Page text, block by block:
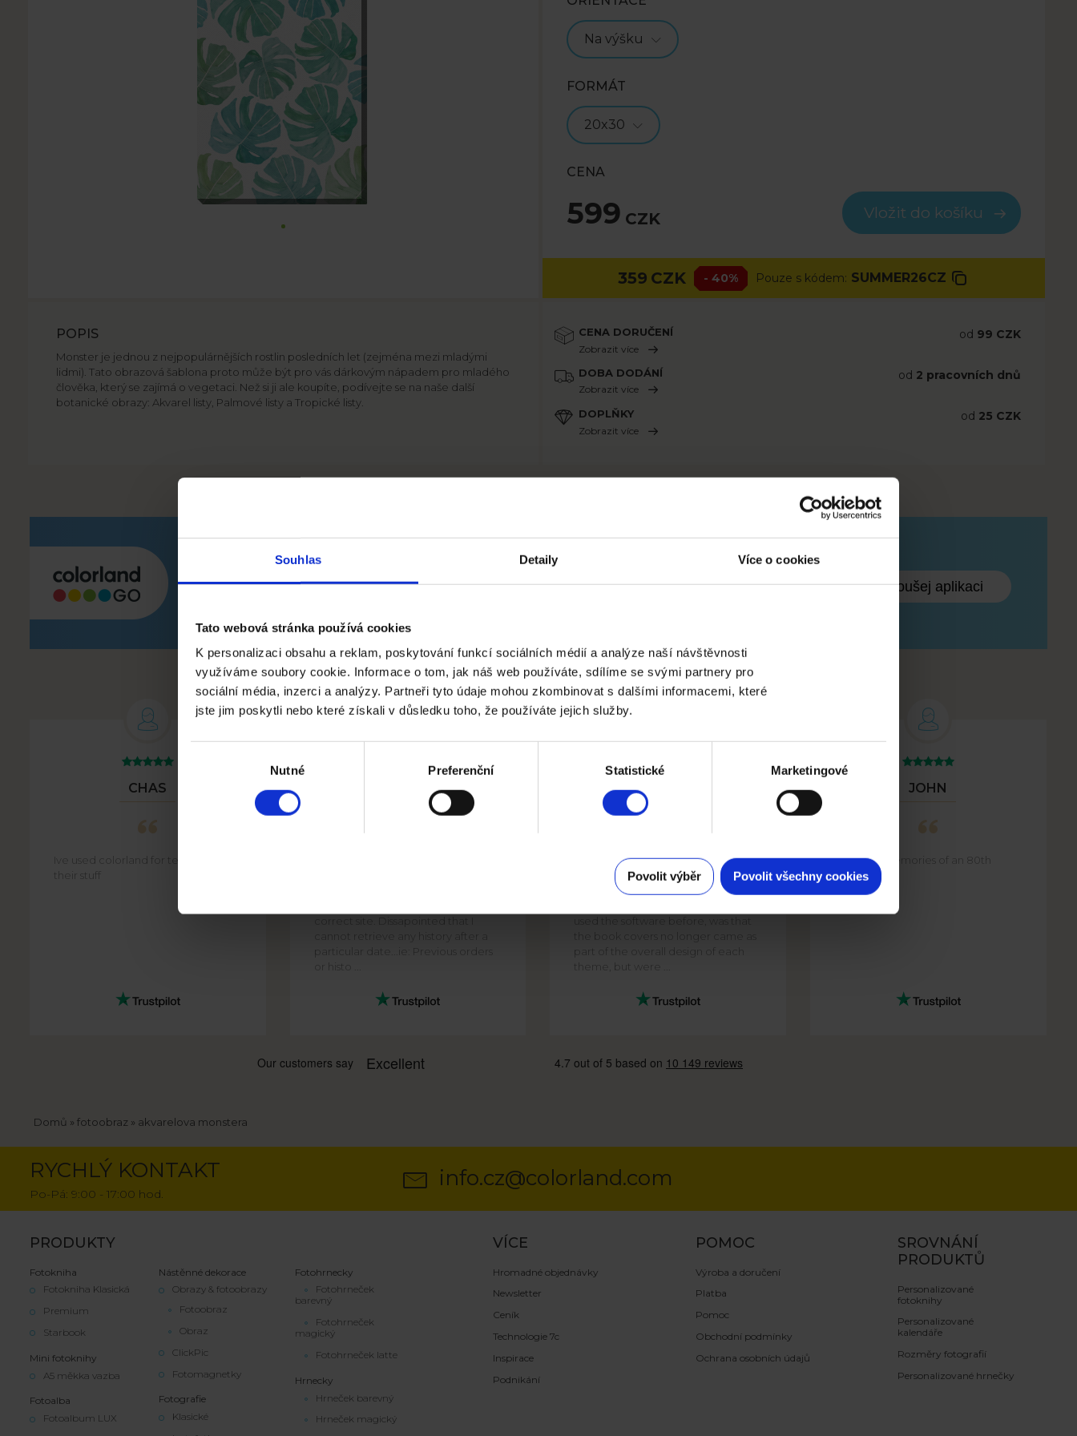
Souhlas Detaily Více o cookies
Tato webová stránka používá cookies
K personalizaci obsahu a reklam, poskytování funkcí sociálních médií a analýze naší návštěvnosti
využíváme soubory cookie. Informace o tom, jak náš web používáte, sdílíme se svými partnery pro
sociální média, inzerci a analýzy. Partneři tyto údaje mohou zkombinovat s dalšími informacemi, které
jste jim poskytli nebo které získali v důsledku toho, že používáte jejich služby.
Nutné Preferenční Statistické Marketingové
Povolit výběr Povolit všechny cookies
Na výšku
FORMÁT
20x30
CENA
599 CZK Vložit do košíku
359 CZK - 40% Pouze s kódem: SUMMER26CZ
POPIS
Monster je jednou z nejpopulárnějších rostlin posledních let (zejména mezi mladými
lidmi). Tato obrazová šablona proto může být pro vás dárkovým nápadem pro mladého
člověka, který se zajímá o vegetaci. Než si ji ale koupíte, podívejte se na naše další
botanické obrazy: Akvarel listy, Palmové listy a Tropické listy.
CENA DORUČENÍ
Zobrazit více
od 99 CZK
DOBA DODÁNÍ
Zobrazit více
od 2 pracovních dnů
DOPLŇKY
Zobrazit více
od 25 CZK
Vytvářej a objednávej
Vyzkoušej aplikaci
CHAS
Ive used colorland for tears. Love
their stuff
particular date...ie: Previous orders
or histo ...
DAVID SMITH
It was easy to compile and
complete a photobook on this
platform, with simple software and
part of the overall design of each
theme, but were ...
JOHN
Beautiful memories of an 80th
birthday
Drobečková
navigace
Domů fotoobraz akvarelova monstera
RYCHLÝ KONTAKT
Po-Pá: 9:00 - 17:00 hod.
info.cz@colorland.com
PRODUKTY
Fotokniha
Fotokniha Klasická
Premium
Starbook
Mini fotoknihy
A5 měkka vazba
Fotoalba
Fotoalbum LUX
Nástěnné dekorace
Obrazy & fotoobrazy
Fotoobraz
Obraz
ClickPic
Fotomagnetky
Fotografie
Klasické
Fotohrnecky
Fotohrneček
barevný
Fotohrneček
magický
Fotohrneček latte
Hrnecky
Hrneček barevný
Hrneček magický
VÍCE
Hromadné objednávky
Newsletter
Ceník
Technologie 7c
Inspirace
Podnikání
POMOC
Výroba a doručení
Platba
Pomoc
Obchodní podmínky
Ochrana osobních údajů
SROVNÁNÍ
PRODUKTŮ
Personalizované
fotoknihy
Personalizované
kalendáře
Rozměry fotografií
Personalizované hrnečky